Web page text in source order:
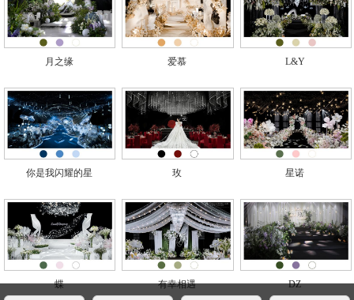
月之缘 爱慕 L&Y
你是我闪耀的星 玫 星诺
蝶 有幸相遇 DZ